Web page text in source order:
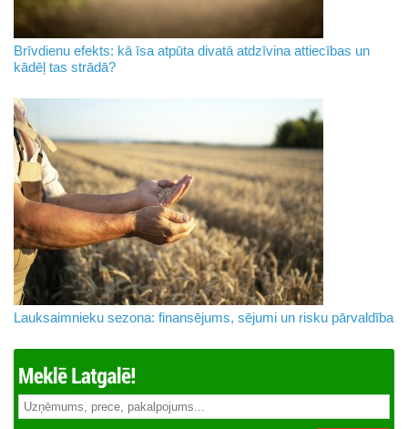
Brīvdienu efekts: kā īsa atpūta divatā atdzīvina attiecības un
kādēļ tas strādā?
Lauksaimnieku sezona: finansējums, sējumi un risku pārvaldība